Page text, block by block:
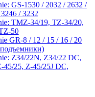
GS-1530 / 2032 / 2632 /
/ 3232
TMZ-34/19, TZ-34/20,
50
GR-8 / 12 / 15 / 16 / 20
Z34/22N, Z34/22 DC,
45/25, Z-45/25J DC,